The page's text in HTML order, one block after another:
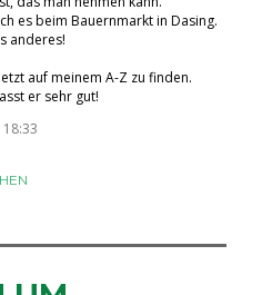
es beim Bauernmarkt in Dasing.
anderes!
auf meinem A-Z zu finden.
er sehr gut!